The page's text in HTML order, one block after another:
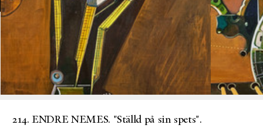
214. ENDRE NEMES. "Ställd på sin spets".